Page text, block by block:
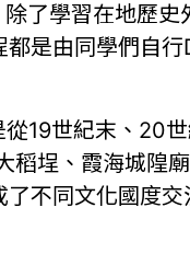
了學習在地歷史
是由同學們自行
19世紀末、20
埕、霞海城隍
不同文化國度